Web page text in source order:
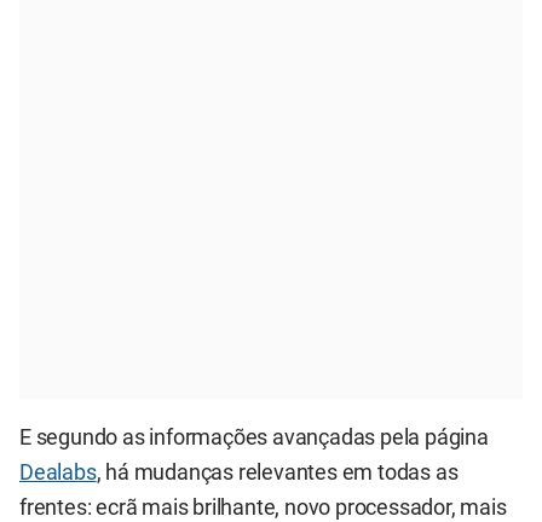
E segundo as informações avançadas pela página
Dealabs, há mudanças relevantes em todas as
frentes: ecrã mais brilhante, novo processador, mais